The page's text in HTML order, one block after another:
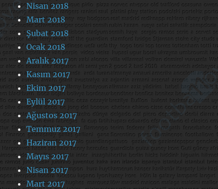
Nisan 2018
Mart 2018
Şubat 2018
Ocak 2018
Aralık 2017
Kasım 2017
Ekim 2017
Eylül 2017
Ağustos 2017
Temmuz 2017
Haziran 2017
Mayıs 2017
Nisan 2017
Mart 2017